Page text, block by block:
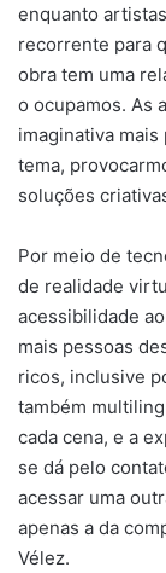
enquanto
recorrente para
obra tem uma
o ocupamos. As
imaginativa
tema,
soluções
Por meio de
de realidade
acessibilidade
mais pessoas
ricos, inclusive
também
cada cena, e a
se dá pelo
acessar uma
apenas a da
Vélez.